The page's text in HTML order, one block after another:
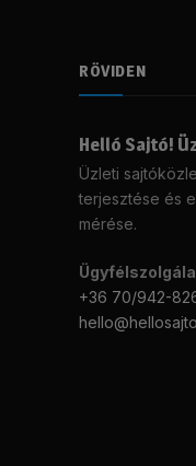
RÖVIDEN
Helló Sajtó!
Üzleti
terjesztése és
mérése.
+36 70/942-